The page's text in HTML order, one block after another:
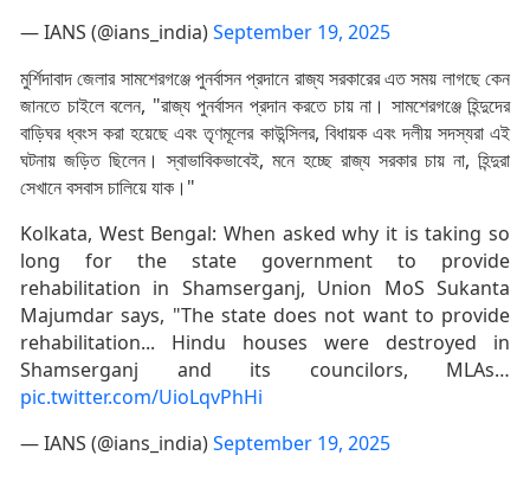
— IANS (@ians_india)September 19, 2025
মুর্শিদাবাদ জেলার সামশেরগঞ্জে পুনর্বাসন প্রদানে রাজ্য সরকারের এত সময় লাগছে কেন
জানতে চাইলে বলেন, "রাজ্য পুনর্বাসন প্রদান করতে চায় না। সামশেরগঞ্জে হিন্দুদের
বাড়িঘর ধ্বংস করা হয়েছে এবং তৃণমূলের কাউন্সিলর, বিধায়ক এবং দলীয় সদস্যরা এই
ঘটনায় জড়িত ছিলেন। স্বাভাবিকভাবেই, মনে হচ্ছে রাজ্য সরকার চায় না, হিন্দুরা
সেখানে বসবাস চালিয়ে যাক।"
Kolkata, West Bengal: When asked why it is taking so
long for the state government to provide
rehabilitation in Shamserganj, Union MoS Sukanta
Majumdar says, "The state does not want to provide
rehabilitation... Hindu houses were destroyed in
Shamserganj and its councilors, MLAs…
pic.twitter.com/UioLqvPhHi
— IANS (@ians_india)September 19, 2025